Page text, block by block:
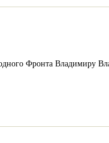
Фронта Владимиру